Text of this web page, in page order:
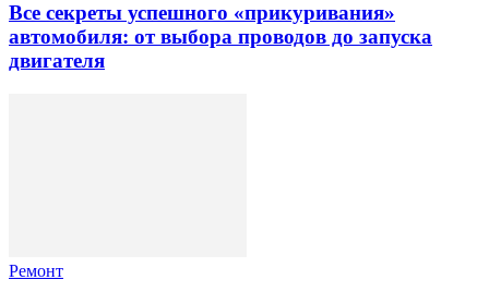
Все секреты успешного «прикуривания»
автомобиля: от выбора проводов до запуска
двигателя
Ремонт